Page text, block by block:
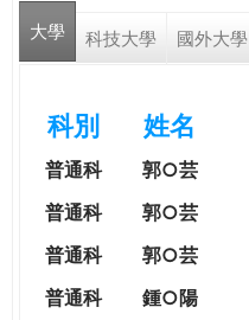
e
e
大學 科技大學 國外大學
科別 姓名
普通科 郭○芸
普通科
郭○芸
普通科
郭○芸
普通科
鍾○陽